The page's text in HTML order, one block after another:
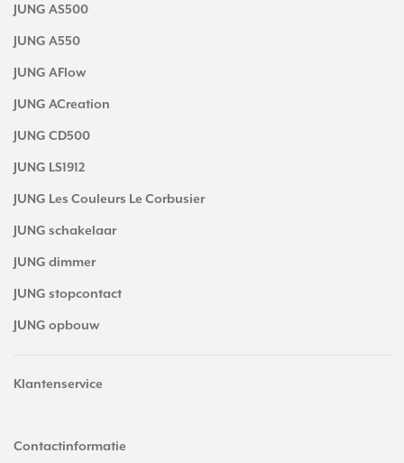
JUNG AS500
JUNG A550
JUNG AFlow
JUNG ACreation
JUNG CD500
JUNG LS1912
JUNG Les Couleurs Le Corbusier
JUNG schakelaar
JUNG dimmer
JUNG stopcontact
JUNG opbouw
Klantenservice
Contactinformatie